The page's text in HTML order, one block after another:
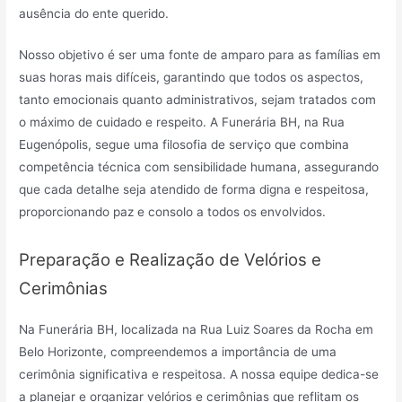
ausência do ente querido.
Nosso objetivo é ser uma fonte de amparo para as famílias em
suas horas mais difíceis, garantindo que todos os aspectos,
tanto emocionais quanto administrativos, sejam tratados com
o máximo de cuidado e respeito. A Funerária BH, na Rua
Eugenópolis, segue uma filosofia de serviço que combina
competência técnica com sensibilidade humana, assegurando
que cada detalhe seja atendido de forma digna e respeitosa,
proporcionando paz e consolo a todos os envolvidos.
Preparação e Realização de Velórios e
Cerimônias
Na Funerária BH, localizada na Rua Luiz Soares da Rocha em
Belo Horizonte, compreendemos a importância de uma
cerimônia significativa e respeitosa. A nossa equipe dedica-se
a planejar e organizar velórios e cerimônias que reflitam os